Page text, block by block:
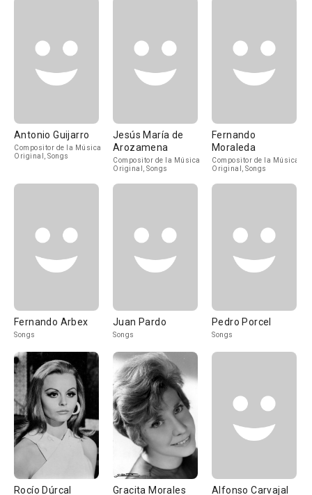
Antonio Guijarro
Compositor de la Música
Original, Songs
Jesús María de
Arozamena
Compositor de la Música
Original, Songs
Fernando
Moraleda
Compositor de la Música
Original, Songs
Fernando Arbex
Songs
Juan Pardo
Songs
Pedro Porcel
Songs
Rocío Dúrcal Gracita Morales Alfonso Carvajal